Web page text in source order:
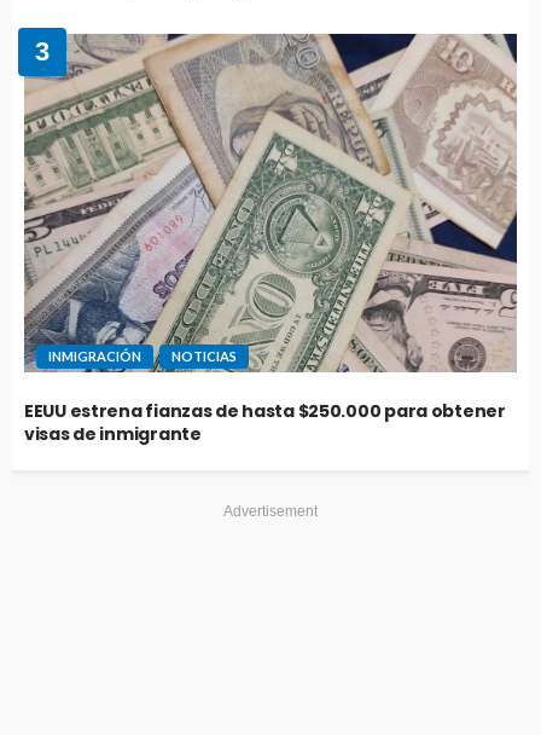
3
INMIGRACIÓN NOTICIAS
EEUU estrena fianzas de hasta $250.000 para obtener
visas de inmigrante
Advertisement